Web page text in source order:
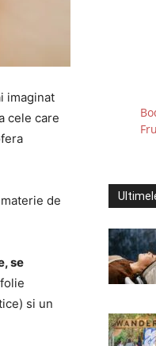
imaginat
cele care
de
se
si un